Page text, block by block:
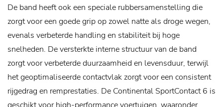
De band heeft ook een speciale rubbersamenstelling die
zorgt voor een goede grip op zowel natte als droge wegen,
evenals verbeterde handling en stabiliteit bij hoge
snelheden. De versterkte interne structuur van de band
zorgt voor verbeterde duurzaamheid en levensduur, terwijl
het geoptimaliseerde contactvlak zorgt voor een consistent
rijgedrag en remprestaties. De Continental SportContact 6 is